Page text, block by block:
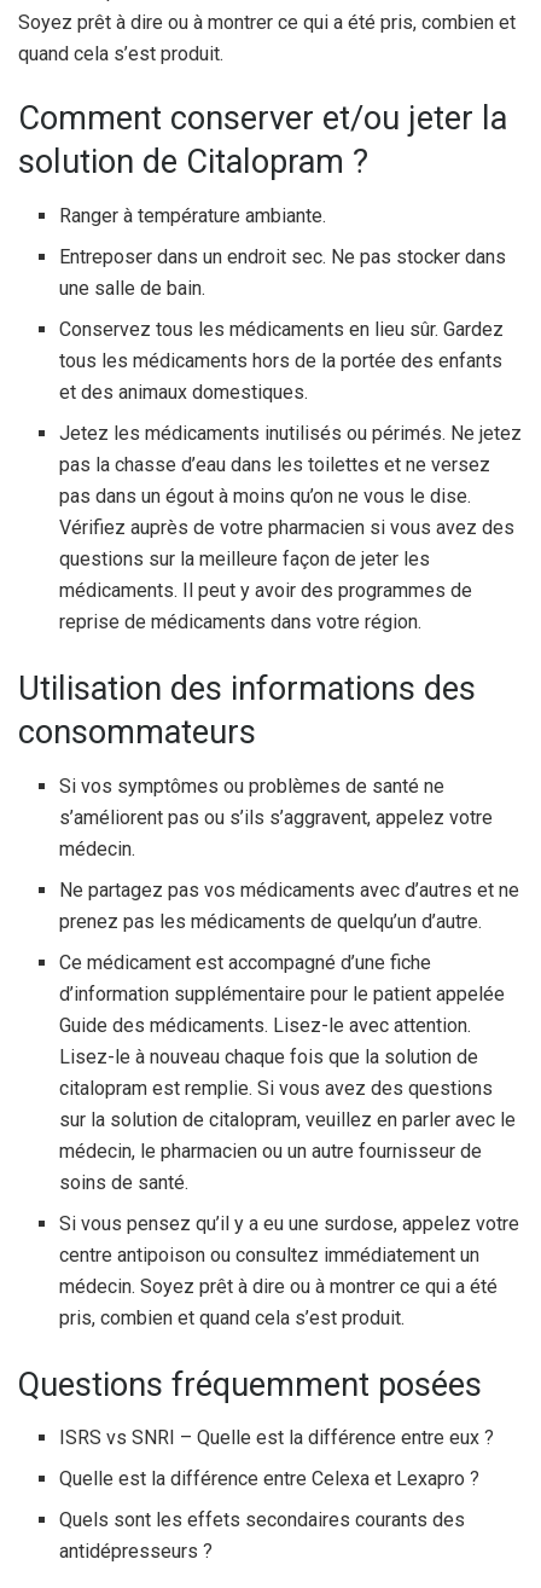
Soyez prêt à dire ou à montrer ce qui a été pris, combien et
quand cela s’est produit.
Comment conserver et/ou jeter la
solution de Citalopram ?
Ranger à température ambiante.
Entreposer dans un endroit sec. Ne pas stocker dans
une salle de bain.
Conservez tous les médicaments en lieu sûr. Gardez
tous les médicaments hors de la portée des enfants
et des animaux domestiques.
Jetez les médicaments inutilisés ou périmés. Ne jetez
pas la chasse d’eau dans les toilettes et ne versez
pas dans un égout à moins qu’on ne vous le dise.
Vérifiez auprès de votre pharmacien si vous avez des
questions sur la meilleure façon de jeter les
médicaments. Il peut y avoir des programmes de
reprise de médicaments dans votre région.
Utilisation des informations des
consommateurs
Si vos symptômes ou problèmes de santé ne
s’améliorent pas ou s’ils s’aggravent, appelez votre
médecin.
Ne partagez pas vos médicaments avec d’autres et ne
prenez pas les médicaments de quelqu’un d’autre.
Ce médicament est accompagné d’une fiche
d’information supplémentaire pour le patient appelée
Guide des médicaments. Lisez-le avec attention.
Lisez-le à nouveau chaque fois que la solution de
citalopram est remplie. Si vous avez des questions
sur la solution de citalopram, veuillez en parler avec le
médecin, le pharmacien ou un autre fournisseur de
soins de santé.
Si vous pensez qu’il y a eu une surdose, appelez votre
centre antipoison ou consultez immédiatement un
médecin. Soyez prêt à dire ou à montrer ce qui a été
pris, combien et quand cela s’est produit.
Questions fréquemment posées
ISRS vs SNRI – Quelle est la différence entre eux ?
Quelle est la différence entre Celexa et Lexapro ?
Quels sont les effets secondaires courants des
antidépresseurs ?